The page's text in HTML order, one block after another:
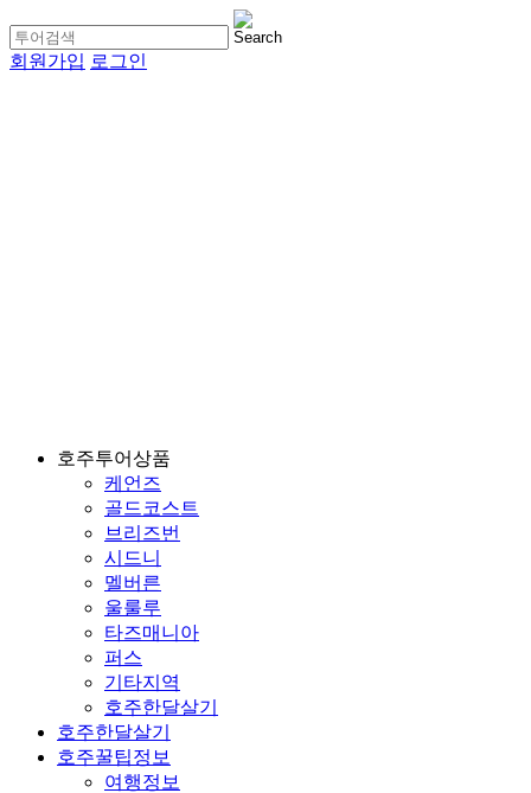
회원가입 로그인
호주투어상품
케언즈
골드코스트
브리즈번
시드니
멜버른
울룰루
타즈매니아
퍼스
기타지역
호주한달살기
호주한달살기
호주꿀팁정보
여행정보